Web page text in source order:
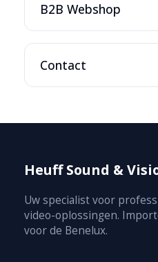
B2B Webshop
Contact
Heuff Sound &
Uw specialist voor
video-oplossingen.
voor de Benelux.